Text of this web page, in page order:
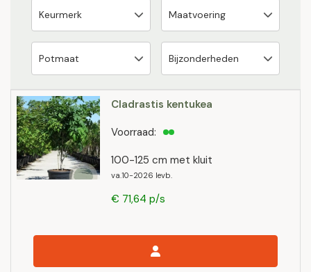
Cladrastis kentukea
100-125 cm met kluit
va.10-2026 levb.
Voorraad:
€ 71,64 p/s